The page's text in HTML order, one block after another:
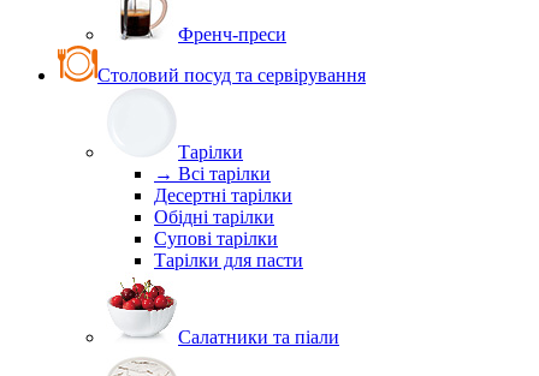
Френч-преси
Столовий посуд та сервірування
Тарілки
→ Всі тарілки
Десертні тарілки
Обідні тарілки
Супові тарілки
Тарілки для пасти
Салатники та піали